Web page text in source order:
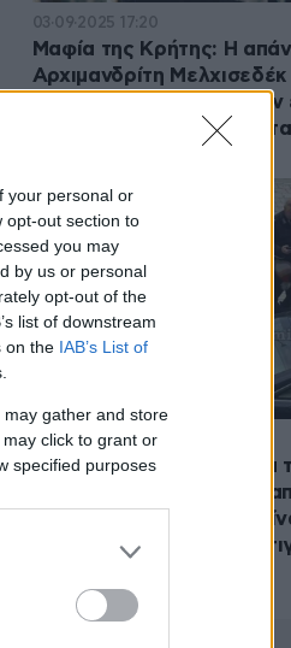
your personal or
opt-out section to
you may
by us or personal
opt-out of the
list of downstream
on the IAB’s List of
gather and store
click to grant or
specified purposes
03·09·2025 17:20
Μαφία της Κρήτης: Η
Αρχιμανδρίτη Μελχισεδέκ
«Σκοτεινοί κύκλοι
προκαλέσουν
28·03·2025 17:27
Απόστολος Γκλέτσος για
εκρηκτικό αρχιμανδρίτη
«Έχει ζάχαρο και όταν
υποτροπή έχει άτυχες